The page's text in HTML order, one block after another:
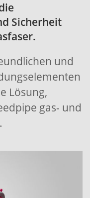
Sicherheit
und
Lösung,
gas- und